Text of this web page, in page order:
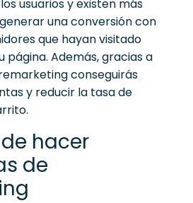
usuarios y existen más
una conversión con
que hayan visitado
página. Además, gracias a
conseguirás
y reducir la tasa de
hacer
de